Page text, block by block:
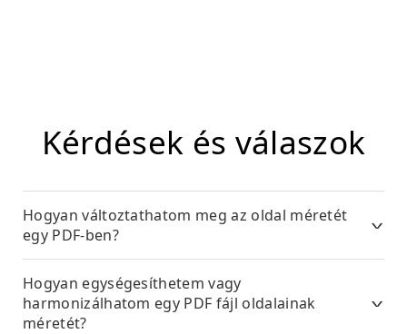
Kérdések és válaszok
Hogyan változtathatom meg az oldal méretét
egy PDF-ben?
Hogyan egységesíthetem vagy
harmonizálhatom egy PDF fájl oldalainak
méretét?